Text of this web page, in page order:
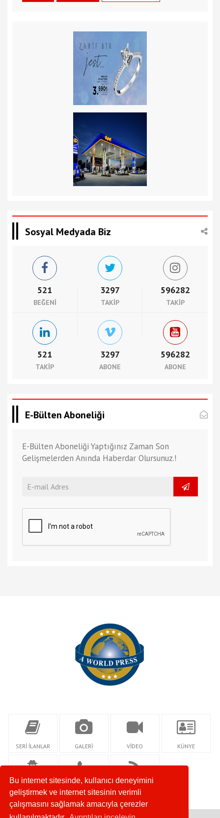
Bu internet sitesinde, kullanıcı deneyimini
geliştirmek ve internet sitesinin verimli
çalışmasını sağlamak amacıyla çerezler
Sosyal Medyada Biz
521
BEĞENI
3297
TAKIP
596282
TAKIP
521
TAKIP
3297
ABONE
596282
ABONE
E-Bülten Aboneliği
E-Bülten Aboneliği Yaptığınız Zaman Son
Gelişmelerden Anında Haberdar Olursunuz.!
SERİ İLANLAR GALERİ VİDEO KÜNYE
İLETİŞİM RSS